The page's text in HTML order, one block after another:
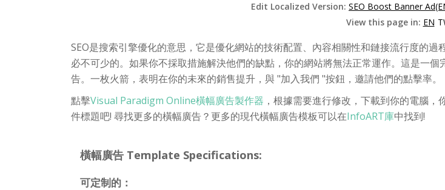
Edit Localized Version: SEO Boost Banner
View this page in: EN
SEO是搜索引擎優化的意思，它是優化網站的技術配置、內容相關性和鏈接流行度的
必不可少的。如果你不採取措施解決他們的缺點，你的網站將無法正常運作。這是一
告。一枚火箭，表明在你的未來的銷售提升，與 "加入我們 "按鈕，邀請他們的點擊率。
點擊Visual Paradigm Online橫幅廣告製作器 ，根據需要進行修改，下載到你的電腦
件標題吧! 尋找更多的橫幅廣告？更多的現代橫幅廣告模板可以在InfoART庫中找到!
橫幅廣告 Template Specifications:
可定制的：